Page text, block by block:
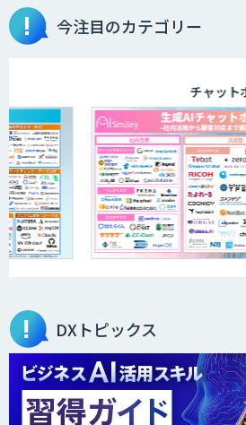
今注目のカテゴリー
チャットボット
DXトピックス